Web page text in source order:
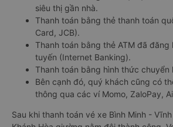
siêu thị gần nhà.
Thanh toán bằng thẻ thanh toán
Card, JCB).
Thanh toán bằng thẻ ATM đã
tuyến (Internet Banking).
Thanh toán bằng hình thức chuyển
Bên cạnh đó, quý khách cũng có
thông qua các ví Momo, ZaloPay,
Sau khi thanh toán vé xe Bình Minh -